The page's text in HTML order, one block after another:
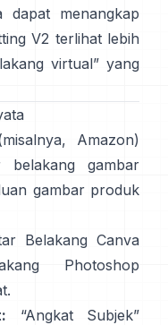
dapat menangkap
V2 terlihat lebih
virtual” yang
Amazon)
belakang gambar
gambar produk
Belakang Canva
Photoshop
“Angkat Subjek”